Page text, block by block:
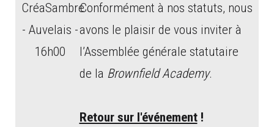
CréaSambre
- Auvelais -
16h00
Conformément à nos statuts, nous
avons le plaisir de vous inviter à
l’Assemblée générale statutaire
de la Brownfield Academy.
Retour sur l'événement!